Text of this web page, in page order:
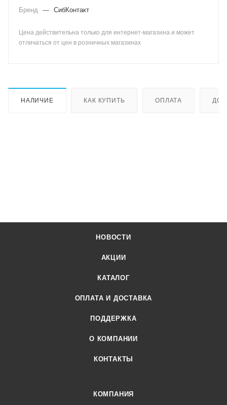
Бренд — СибКонтакт
Цена действительна только для интернет-магазина и может
отличаться от цен в розничных магазинах
НАЛИЧИЕ КАК КУПИТЬ ОПЛАТА
НОВОСТИ
АКЦИИ
КАТАЛОГ
ОПЛАТА И ДОСТАВКА
ПОДДЕРЖКА
О КОМПАНИИ
КОНТАКТЫ
КОМПАНИЯ